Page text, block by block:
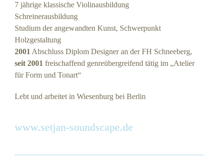
7 jährige klassische Violinausbildung
Schreinerausbildung
Studium der angewandten Kunst, Schwerpunkt
Holzgestaltung
2001 Abschluss Diplom Designer an der FH Schneeberg,
seit 2001 freischaffend genreübergreifend tätig im „Atelier
für Form und Tonart“
Lebt und arbeitet in Wiesenburg bei Berlin
www.setjan-soundscape.de